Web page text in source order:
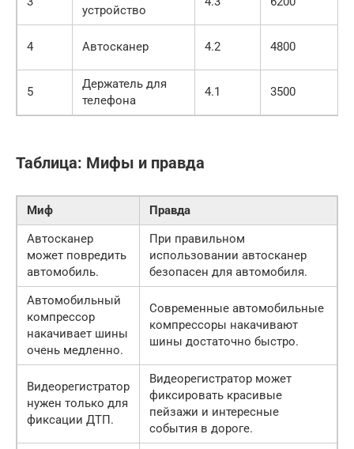
устройство
4 Автосканер 4.2 4800
5
Держатель для
телефона
4.1 3500
Таблица: Мифы и правда
Миф
Правда
Автосканер
может повредить
автомобиль.
При правильном
использовании автосканер
безопасен для автомобиля.
Автомобильный
компрессор
накачивает шины
очень медленно.
Современные автомобильные
компрессоры накачивают
шины достаточно быстро.
Видеорегистратор
нужен только для
фиксации ДТП.
Видеорегистратор может
фиксировать красивые
пейзажи и интересные
события в дороге.